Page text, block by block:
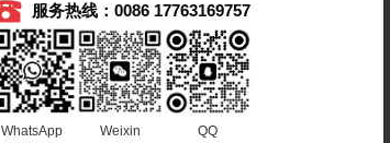
服务热线：0086 17763169757
WhatsApp Weixin QQ